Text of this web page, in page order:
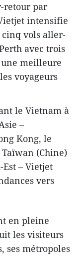
retour par
intensifie
cinq vols aller-
avec trois
meilleure
voyageurs
le Vietnam à
–
Kong, le
(Chine)
Est – Vietjet
vers
en pleine
les visiteurs
ses métropoles